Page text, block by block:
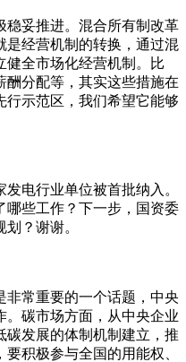
稳妥推进。混合所有制改革
是经营机制的转换，通过混
健全市场化经营机制。比
酬分配等，其实这些措施在
行示范区，我们希望它能够
电行业单位被首批纳入。
哪些工作？下一步，国资委
？谢谢。
非常重要的一个话题，中央
。碳市场方面，从中央企业
碳发展的体制机制建立，推
积极参与全国的用能权、